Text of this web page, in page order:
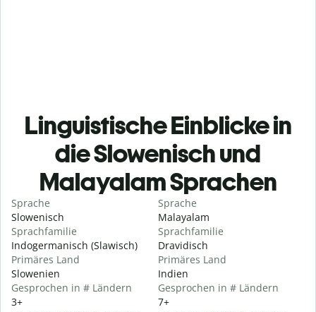
Linguistische Einblicke in
die Slowenisch und
Malayalam Sprachen
Sprache
Slowenisch
Sprachfamilie
Indogermanisch (Slawisch)
Primäres Land
Slowenien
Gesprochen in # Ländern
3+
Sprache
Malayalam
Sprachfamilie
Dravidisch
Primäres Land
Indien
Gesprochen in # Ländern
7+